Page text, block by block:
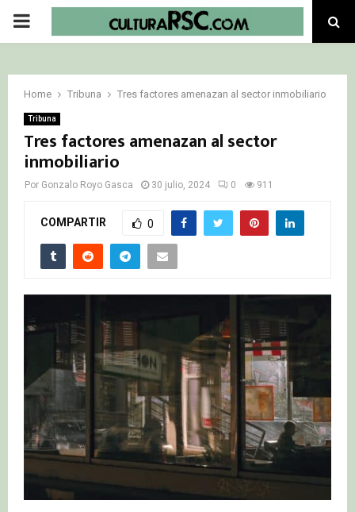
PRIMARY
Home Tribuna Tres factores amenazan al sector inmobiliario
Tribuna
Tres factores amenazan al sector
inmobiliario
Por Gonzalo Royo Gasca 30 julio, 2024 0 911
COMPARTIR 0